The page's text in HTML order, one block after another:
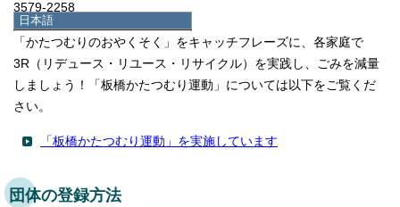
日本語
日本語
한국어
简体中文
繁體中文
3579-2258
「かたつむりのおやくそく」をキャッチフレーズに、各家庭で
3R（リデュース・リユース・リサイクル）を実践し、ごみを減量
しましょう！「板橋かたつむり運動」については以下をご覧くだ
さい。
「板橋かたつむり運動」を実施しています
団体の登録方法